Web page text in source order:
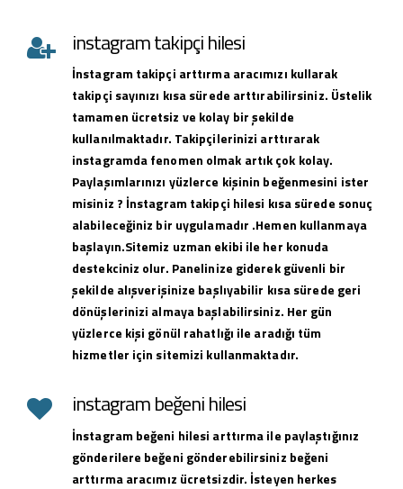
instagram takipçi hilesi
İnstagram takipçi arttırma aracımızı kullarak
takipçi sayınızı kısa sürede arttırabilirsiniz. Üstelik
tamamen ücretsiz ve kolay bir şekilde
kullanılmaktadır. Takipçilerinizi arttırarak
instagramda fenomen olmak artık çok kolay.
Paylaşımlarınızı yüzlerce kişinin beğenmesini ister
misiniz ? İnstagram takipçi hilesi kısa sürede sonuç
alabileceğiniz bir uygulamadır .Hemen kullanmaya
başlayın.Sitemiz uzman ekibi ile her konuda
destekciniz olur. Panelinize giderek güvenli bir
şekilde alışverişinize başlıyabilir kısa sürede geri
dönüşlerinizi almaya başlabilirsiniz. Her gün
yüzlerce kişi gönül rahatlığı ile aradığı tüm
hizmetler için sitemizi kullanmaktadır.
instagram beğeni hilesi
İnstagram beğeni hilesi arttırma ile paylaştığınız
gönderilere beğeni gönderebilirsiniz beğeni
arttırma aracımız ücretsizdir. İsteyen herkes